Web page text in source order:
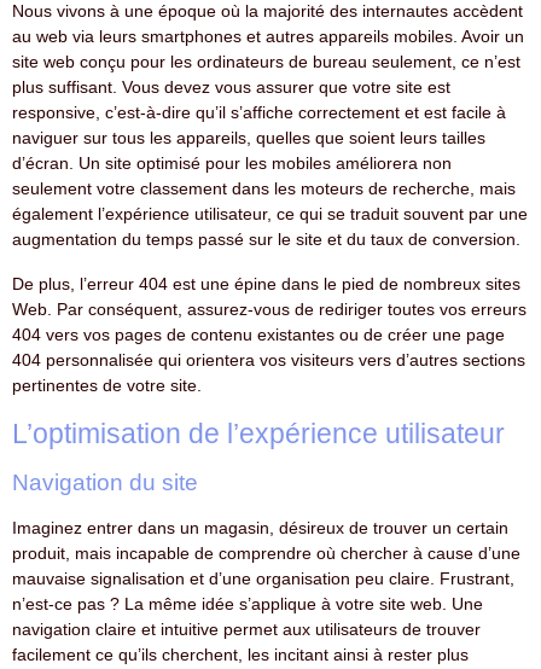
Nous vivons à une époque où la majorité des internautes accèdent
au web via leurs smartphones et autres appareils mobiles. Avoir un
site web conçu pour les ordinateurs de bureau seulement, ce n’est
plus suffisant. Vous devez vous assurer que votre site est
responsive, c’est-à-dire qu’il s’affiche correctement et est facile à
naviguer sur tous les appareils, quelles que soient leurs tailles
d’écran. Un site optimisé pour les mobiles améliorera non
seulement votre classement dans les moteurs de recherche, mais
également l’expérience utilisateur, ce qui se traduit souvent par une
augmentation du temps passé sur le site et du taux de conversion.
De plus, l’erreur 404 est une épine dans le pied de nombreux sites
Web. Par conséquent, assurez-vous de rediriger toutes vos erreurs
404 vers vos pages de contenu existantes ou de créer une page
404 personnalisée qui orientera vos visiteurs vers d’autres sections
pertinentes de votre site.
L’optimisation de l’expérience utilisateur
Navigation du site
Imaginez entrer dans un magasin, désireux de trouver un certain
produit, mais incapable de comprendre où chercher à cause d’une
mauvaise signalisation et d’une organisation peu claire. Frustrant,
n’est-ce pas ? La même idée s’applique à votre site web. Une
navigation claire et intuitive permet aux utilisateurs de trouver
facilement ce qu’ils cherchent, les incitant ainsi à rester plus